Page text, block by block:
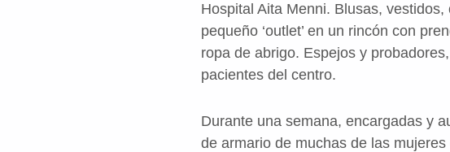
Hospital Aita Menni. Blusas,
pequeño ‘outlet’ en un rincón con
ropa de abrigo. Espejos y
pacientes del centro.
Durante una semana, encargadas y
de armario de muchas de las